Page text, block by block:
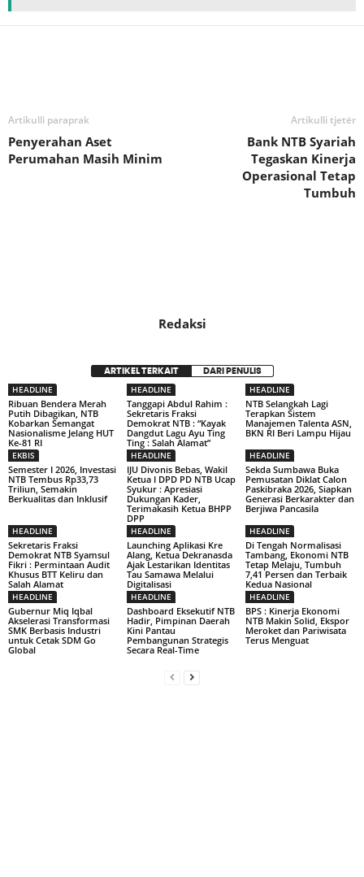
Artikulli paraprak
Penyerahan Aset
Perumahan Masih Minim
Artikulli tjetër
Bank NTB Syariah
Tegaskan Kinerja
Operasional Tetap
Tumbuh
Redaksi
ARTIKEL TERKAIT DARI PENULIS
HEADLINE
Ribuan Bendera Merah
Putih Dibagikan, NTB
Kobarkan Semangat
Nasionalisme Jelang HUT
Ke-81 RI
HEADLINE
Tanggapi Abdul Rahim :
Sekretaris Fraksi
Demokrat NTB : “Kayak
Dangdut Lagu Ayu Ting
Ting : Salah Alamat”
HEADLINE
NTB Selangkah Lagi
Terapkan Sistem
Manajemen Talenta ASN,
BKN RI Beri Lampu Hijau
EKBIS
Semester I 2026, Investasi
NTB Tembus Rp33,73
Triliun, Semakin
Berkualitas dan Inklusif
HEADLINE
IJU Divonis Bebas, Wakil
Ketua I DPD PD NTB Ucap
Syukur : Apresiasi
Dukungan Kader,
Terimakasih Ketua BHPP
DPP
HEADLINE
Sekda Sumbawa Buka
Pemusatan Diklat Calon
Paskibraka 2026, Siapkan
Generasi Berkarakter dan
Berjiwa Pancasila
HEADLINE
Sekretaris Fraksi
Demokrat NTB Syamsul
Fikri : Permintaan Audit
Khusus BTT Keliru dan
Salah Alamat
HEADLINE
Launching Aplikasi Kre
Alang, Ketua Dekranasda
Ajak Lestarikan Identitas
Tau Samawa Melalui
Digitalisasi
HEADLINE
Di Tengah Normalisasi
Tambang, Ekonomi NTB
Tetap Melaju, Tumbuh
7,41 Persen dan Terbaik
Kedua Nasional
HEADLINE
Gubernur Miq Iqbal
Akselerasi Transformasi
SMK Berbasis Industri
untuk Cetak SDM Go
Global
HEADLINE
Dashboard Eksekutif NTB
Hadir, Pimpinan Daerah
Kini Pantau
Pembangunan Strategis
Secara Real-Time
HEADLINE
BPS : Kinerja Ekonomi
NTB Makin Solid, Ekspor
Meroket dan Pariwisata
Terus Menguat